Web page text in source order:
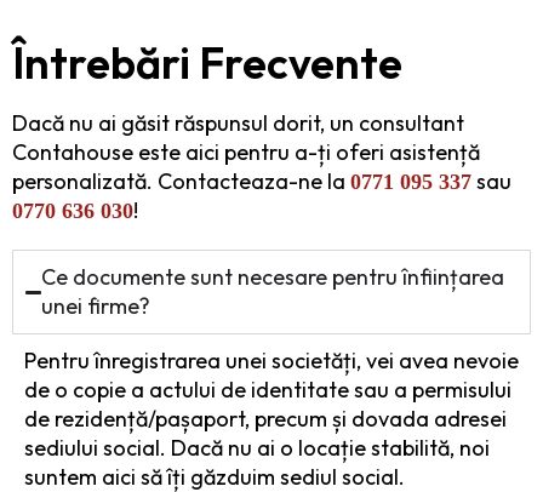
Întrebări Frecvente
Dacă nu ai găsit răspunsul dorit, un consultant
Contahouse este aici pentru a-ți oferi asistență
personalizată. Contacteaza-ne la 0771 095 337 sau
0770 636 030!
Ce documente sunt necesare pentru înființarea
unei firme?
Pentru înregistrarea unei societăți, vei avea nevoie
de o copie a actului de identitate sau a permisului
de rezidență/pașaport, precum și dovada adresei
sediului social. Dacă nu ai o locație stabilită, noi
suntem aici să îți găzduim sediul social.